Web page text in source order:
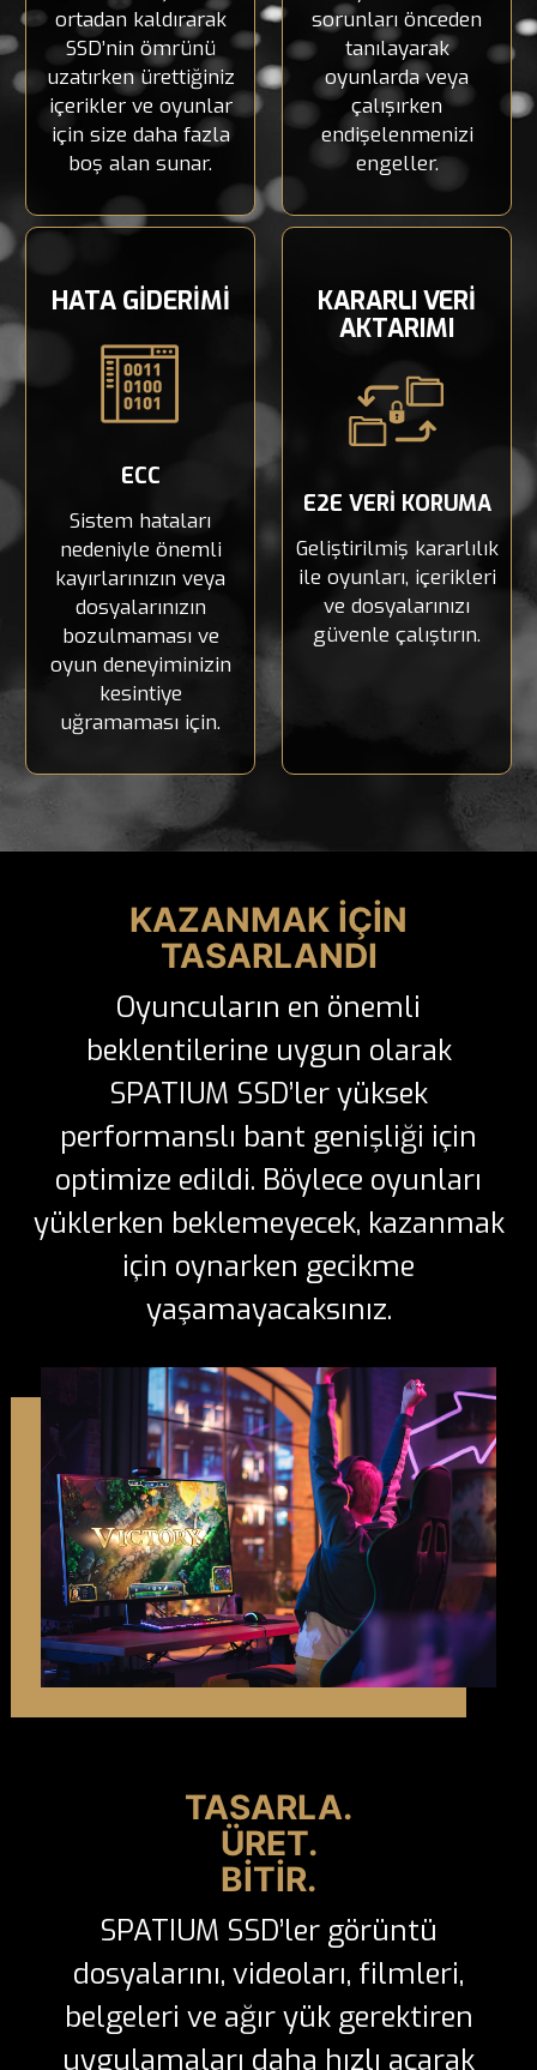
ortadan kaldırarak
SSD’nin ömrünü
uzatırken ürettiğiniz
içerikler ve oyunlar
için size daha fazla
boş alan sunar.
sorunları önceden
tanılayarak
oyunlarda veya
çalışırken
endişelenmenizi
engeller.
HATA GİDERİMİ
ECC
Sistem hataları
nedeniyle önemli
kayırlarınızın veya
dosyalarınızın
bozulmaması ve
oyun deneyiminizin
kesintiye
uğramaması için.
KARARLI VERİ
AKTARIMI
E2E VERİ KORUMA
Geliştirilmiş kararlılık
ile oyunları, içerikleri
ve dosyalarınızı
güvenle çalıştırın.
KAZANMAK İÇİN
TASARLANDI
Oyuncuların en önemli
beklentilerine uygun olarak
SPATIUM SSD’ler yüksek
performanslı bant genişliği için
optimize edildi. Böylece oyunları
yüklerken beklemeyecek, kazanmak
için oynarken gecikme
yaşamayacaksınız.
TASARLA.
ÜRET.
BİTİR.
SPATIUM SSD’ler görüntü
dosyalarını, videoları, filmleri,
belgeleri ve ağır yük gerektiren
uygulamaları daha hızlı açarak